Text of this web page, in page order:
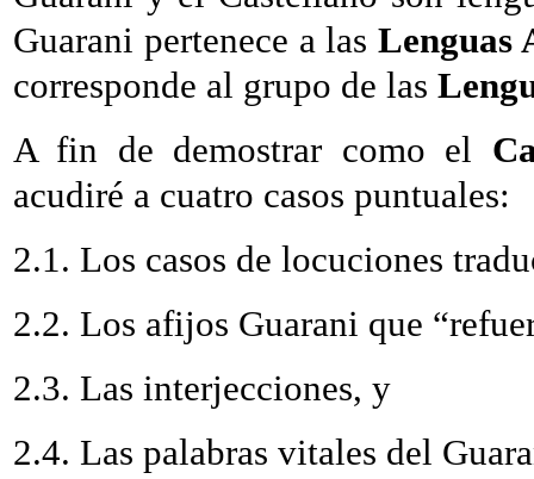
Guarani pertenece a lasLenguas
corresponde al grupo de las
A fin de demostrar como el
acudiré a cuatro casos puntuales:
2.1. Los casos de locuciones
2.2. Los afijos Guarani que
2.3. Las interjecciones, y
2.4. Las palabras vitales